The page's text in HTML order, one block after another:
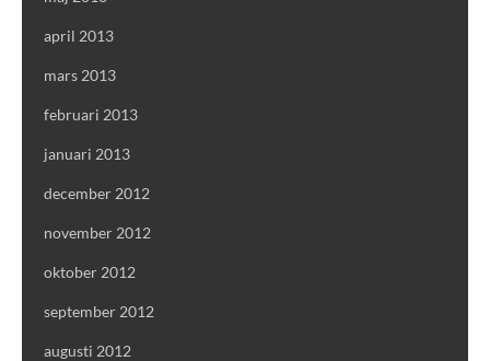
april 2013
mars 2013
februari 2013
januari 2013
december 2012
november 2012
oktober 2012
september 2012
augusti 2012